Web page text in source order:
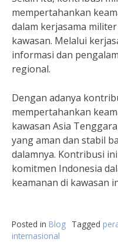
mempertahankan
dalam kerjasama
kawasan. Melalui
informasi dan
regional.
Dengan adanya
mempertahankan
kawasan Asia
yang aman dan stabil
dalamnya. Kontribusi
komitmen Indonesia
keamanan di kawasan
Posted in Blog Tagged
internasional